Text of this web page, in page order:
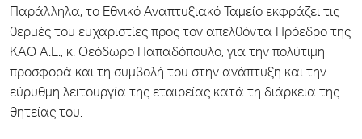
Παράλληλα, το Εθνικό Αναπτυξιακό Ταμείο εκφράζει τις
θερμές του ευχαριστίες προς τον απελθόντα Πρόεδρο της
ΚΑΘ Α.Ε., κ. Θεόδωρο Παπαδόπουλο, για την πολύτιμη
προσφορά και τη συμβολή του στην ανάπτυξη και την
εύρυθμη λειτουργία της εταιρείας κατά τη διάρκεια της
θητείας του.